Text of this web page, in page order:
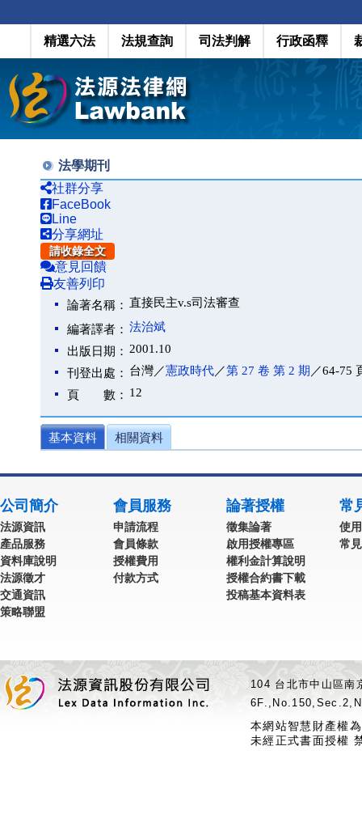
精選六法 法規查詢 司法判解 行政函釋
法學期刊
社群分享
FaceBook
Line
分享網址
請收錄全文
意見回饋
友善列印
論著名稱： 直接民主v.s司法審查
編著譯者： 法治斌
出版日期： 2001.10
刊登出處： 台灣／憲政時代／第 27 卷 第 2 期 ／64-75
頁 數： 12
基本資料 相關資料
公司簡介
法源資訊
產品服務
資料庫說明
法源徵才
交通資訊
策略聯盟
會員服務
申請流程
會員條款
授權費用
付款方式
論著授權
徵集論著
啟用授權專區
權利金計算說明
授權合約書下載
投稿基本資料表
常
使
常
104 台北市中山區
本網站智慧財產權
未經正式書面授權